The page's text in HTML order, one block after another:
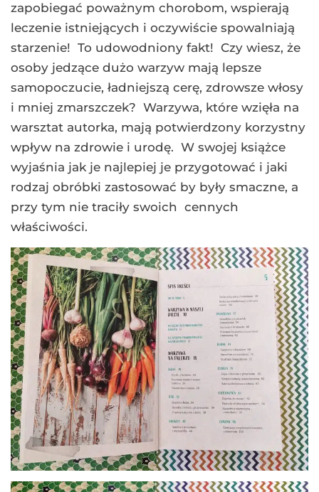
zapobiegać poważnym chorobom, wspierają
leczenie istniejących i oczywiście spowalniają
starzenie! To udowodniony fakt! Czy wiesz, że
osoby jedzące dużo warzyw mają lepsze
samopoczucie, ładniejszą cerę, zdrowsze włosy
i mniej zmarszczek? Warzywa, które wzięła na
warsztat autorka, mają potwierdzony korzystny
wpływ na zdrowie i urodę. W swojej książce
wyjaśnia jak je najlepiej je przygotować i jaki
rodzaj obróbki zastosować by były smaczne, a
przy tym nie traciły swoich cennych
właściwości.